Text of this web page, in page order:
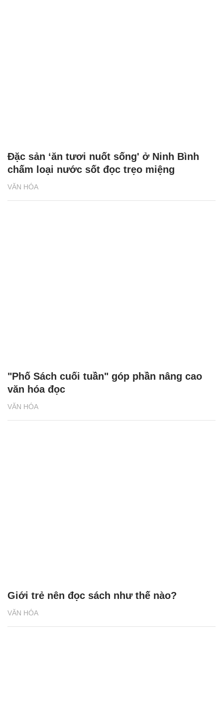
VĂN HÓA
Đặc sản ‘ăn tươi nuốt sống' ở Ninh Bình
chấm loại nước sốt đọc trẹo miệng
VĂN HÓA
"Phố Sách cuối tuần" góp phần nâng cao
văn hóa đọc
VĂN HÓA
Giới trẻ nên đọc sách như thế nào?